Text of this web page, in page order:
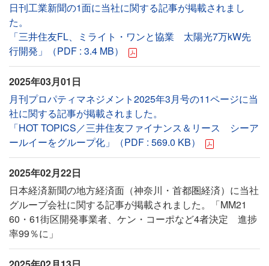
日刊工業新聞の1面に当社に関する記事が掲載されまし
た。
「三井住友FL、ミライト・ワンと協業 太陽光7万kW先
行開発」（PDF : 3.4 MB）
2025年03月01日
月刊プロパティマネジメント2025年3月号の11ページに当
社に関する記事が掲載されました。
「HOT TOPICS／三井住友ファイナンス＆リース シーア
ールイーをグループ化」（PDF : 569.0 KB）
2025年02月22日
日本経済新聞の地方経済面（神奈川・首都圏経済）に当社
グループ会社に関する記事が掲載されました。「MM21
60・61街区開発事業者、ケン・コーポなど4者決定 進捗
率99％に」